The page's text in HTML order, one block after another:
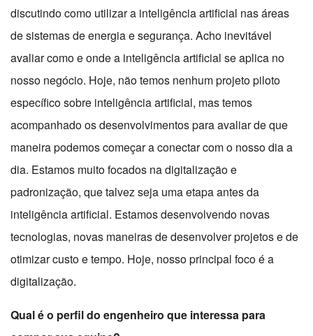
discutindo como utilizar a inteligência artificial nas áreas
de sistemas de energia e segurança. Acho inevitável
avaliar como e onde a inteligência artificial se aplica no
nosso negócio. Hoje, não temos nenhum projeto piloto
específico sobre inteligência artificial, mas temos
acompanhado os desenvolvimentos para avaliar de que
maneira podemos começar a conectar com o nosso dia a
dia. Estamos muito focados na digitalização e
padronização, que talvez seja uma etapa antes da
inteligência artificial. Estamos desenvolvendo novas
tecnologias, novas maneiras de desenvolver projetos e de
otimizar custo e tempo. Hoje, nosso principal foco é a
digitalização.
Qual é o perfil do engenheiro que interessa para